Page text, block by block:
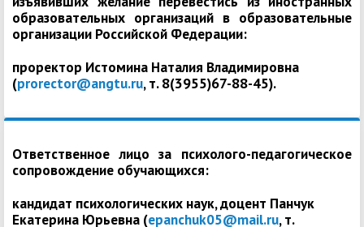
образовательных организаций в образовательные
организации Российской Федерации:
проректор Истомина Наталия Владимировна
(prorector@angtu.ru, т. 8(3955)67-88-45).
Ответственное лицо за психолого-педагогическое
сопровождение обучающихся:
кандидат психологических наук, доцент Панчук
Екатерина Юрьевна (epanchuk05@mail.ru, т.